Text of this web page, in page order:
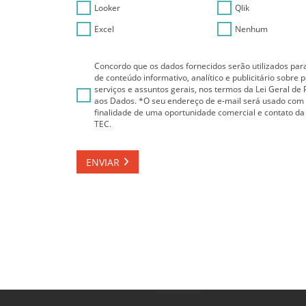
Looker
Qlik
Excel
Nenhum
Concordo que os dados fornecidos serão utilizados
de conteúdo informativo, analítico e publicitário sobre
serviços e assuntos gerais, nos termos da Lei Geral de
aos Dados. *O seu endereço de e-mail será usado com
finalidade de uma oportunidade comercial e contato da
TEC.
ENVIAR